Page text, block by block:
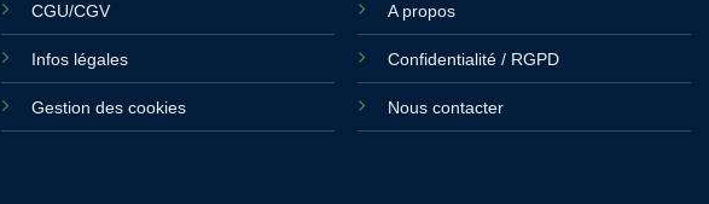
CGU/CGV
Infos légales
Gestion des cookies
A propos
Confidentialité / RGPD
Nous contacter